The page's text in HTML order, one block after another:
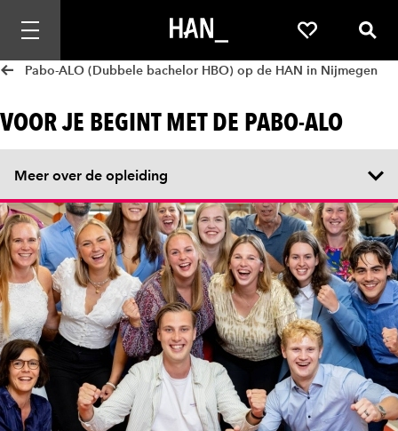
Mobiele navigatie openen Favorieten
Pabo-ALO (Dubbele bachelor HBO) op de HAN in Nijmegen
VOOR JE BEGINT MET DE PABO-ALO
Meer over de opleiding